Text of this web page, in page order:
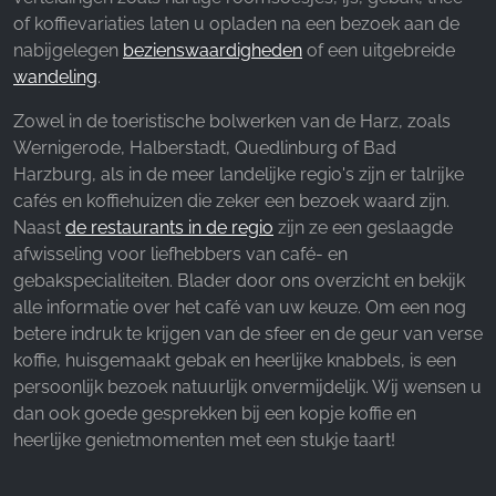
of koffievariaties laten u opladen na een bezoek aan de
nabijgelegen bezienswaardigheden of een uitgebreide
wandeling.
Zowel in de toeristische bolwerken van de Harz, zoals
Wernigerode, Halberstadt, Quedlinburg of Bad
Harzburg, als in de meer landelijke regio's zijn er talrijke
cafés en koffiehuizen die zeker een bezoek waard zijn.
Naast de restaurants in de regio zijn ze een geslaagde
afwisseling voor liefhebbers van café- en
gebakspecialiteiten. Blader door ons overzicht en bekijk
alle informatie over het café van uw keuze. Om een nog
betere indruk te krijgen van de sfeer en de geur van verse
koffie, huisgemaakt gebak en heerlijke knabbels, is een
persoonlijk bezoek natuurlijk onvermijdelijk. Wij wensen u
dan ook goede gesprekken bij een kopje koffie en
heerlijke genietmomenten met een stukje taart!
Facebook Pixel
Name:
_fbp, fr, _fbq, fbq
Provider:
Facebook Ireland Ltd.
Purpose:
Advertentiemeting en marketing
Cookie duration:
3 maanden - 1 jaar
STATISTIEKEN
Cookies voor statistieken verzamelen anoniem
informatie. Deze informatie helpt ons te begrijpen